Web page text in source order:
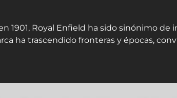
1901, Royal Enfield ha sido sinónimo
ha trascendido fronteras y épocas,